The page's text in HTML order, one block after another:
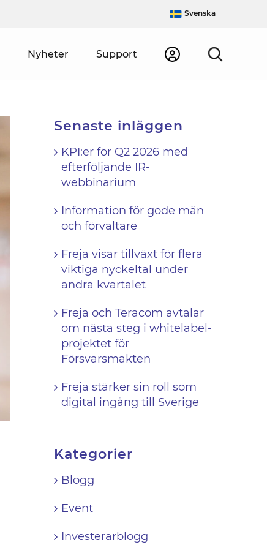
Svenska
Nyheter Support
Senaste inläggen
KPI:er för Q2 2026 med
efterföljande IR-
webbinarium
Information för gode män
och förvaltare
Freja visar tillväxt för flera
viktiga nyckeltal under
andra kvartalet
Freja och Teracom avtalar
om nästa steg i whitelabel-
projektet för
Försvarsmakten
Freja stärker sin roll som
digital ingång till Sverige
Kategorier
Blogg
Event
Investerarblogg